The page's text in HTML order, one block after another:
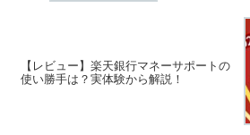
【レビュー】楽天銀行マネーサポートの
使い勝手は？実体験から解説！